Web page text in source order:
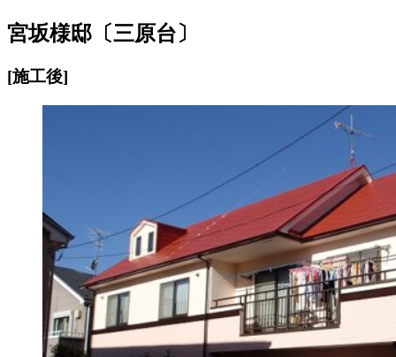
宮坂様邸〔三原台〕
[施工後]